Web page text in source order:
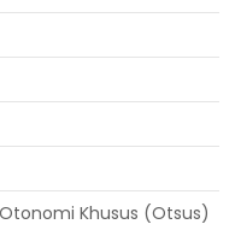
Khusus (Otsus)